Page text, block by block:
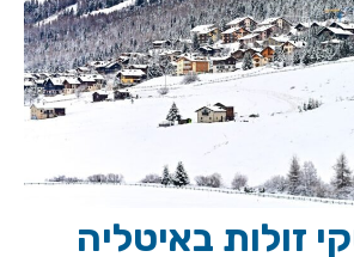
זולות באיטליה